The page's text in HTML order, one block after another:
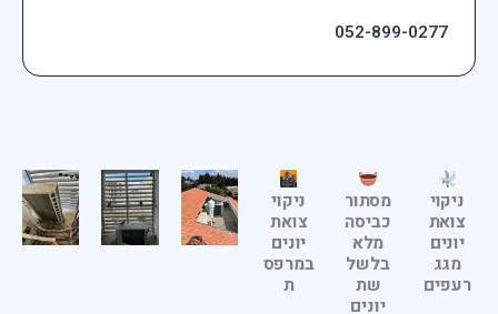
052-899-0277
ניקוי
צואת
יונים
מגג
רעפים
מסתור
כביסה
מלא
בלשל
שת
יונים
ניקוי
צואת
יונים
במרפס
ת